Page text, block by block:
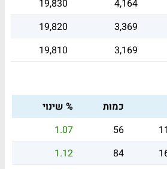
4,164
19,830
3,369
19,820
3,169
19,810
כמות
% שינוי
56
1.07
84
1.12